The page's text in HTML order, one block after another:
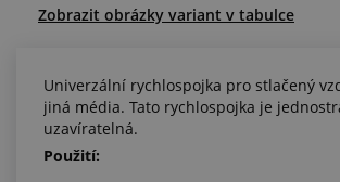
Zobrazit obrázky variant v tabulce
Univerzální rychlospojka pro stlačený
jiná média. Tato rychlospojka je
uzavíratelná.
Použití: